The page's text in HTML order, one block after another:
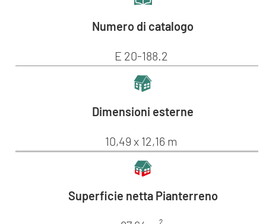
Numero di catalogo
E 20-188.2
Dimensioni esterne
10,49 x 12,16 m
Superficie netta Pianterreno